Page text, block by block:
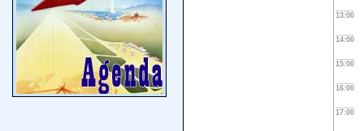
13:00
14:00
15:00
16:00
17:00